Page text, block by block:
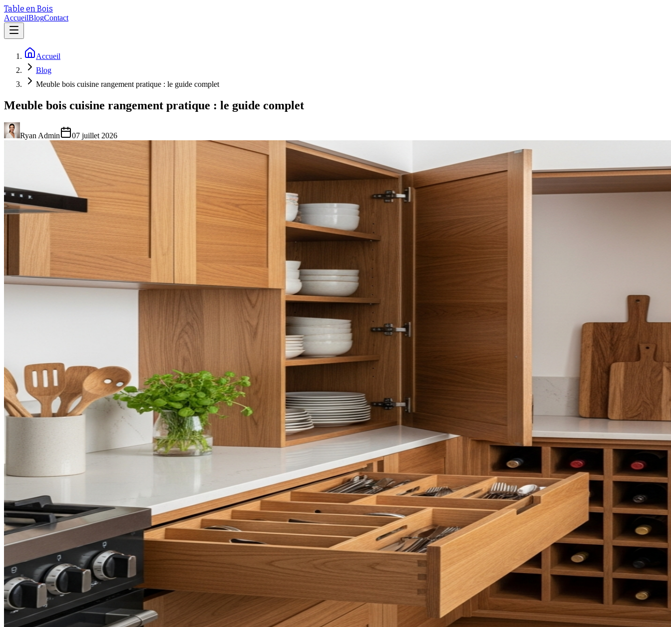
Table en Bois
AccueilBlogContact
Accueil
Blog
Meuble bois cuisine rangement pratique : le guide complet
Meuble bois cuisine rangement pratique : le guide complet
Ryan Admin 07 juillet 2026